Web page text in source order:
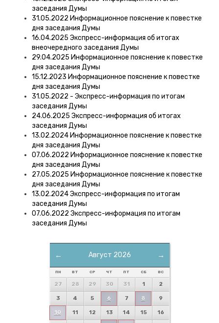
заседания Думы
31.05.2022 Информационное пояснение к повестке
дня заседания Думы
16.04.2025 Экспресс-информация об итогах
внеочередного заседания Думы
29.04.2025 Информационное пояснение к повестке
дня заседания Думы
15.12.2023 Информационное пояснение к повестке
дня заседания Думы
31.05.2022 - Экспресс-информация по итогам
заседания Думы
24.06.2025 Экспресс-информация об итогах
заседания Думы
13.02.2024 Информационное пояснение к повестке
дня заседания Думы
07.06.2022 Информационное пояснение к повестке
дня заседания Думы
27.05.2025 Информационное пояснение к повестке
дня заседания Думы
13.02.2024 Экспресс-информация по итогам
заседания Думы
07.06.2022 Экспресс-информация по итогам
заседания Думы
← →
Август 2026
ПН ВТ СР ЧТ ПТ СБ ВС
27 28 29 30 31 1 2
3 4 5 6 7 8 9
10 11 12 13 14 15 16